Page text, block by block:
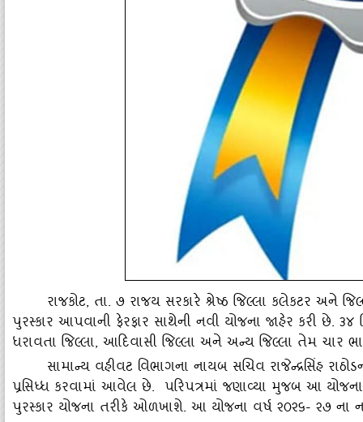
રાજકોટ, તા. ૭ રાજય સરકારે શ્રેષ્‍ઠ જિલ્લા કલેકટર અને
પુરસ્‍કાર આપવાની ફેરફાર સાથેની નવી યોજના જાહેર કરી છે. ૩૪
ધરાવતા જિલ્લા, આદિવાસી જિલ્લા અને અન્‍ય જિલ્લા તેમ ચાર
સામાન્‍ય વહીવટ વિભાગના નાયબ સચિવ રાજેન્‍દ્રસિંહ
પ્રસિધ્‍ધ કરવામાં આવેલ છે. પરિપત્રમાં જણાવ્‍યા મુજબ આ યોજના
પુરસ્‍કાર યોજના તરીકે ઓળખાશે. આ યોજના વર્ષ ૨૦૨૬- ૨૭ ના